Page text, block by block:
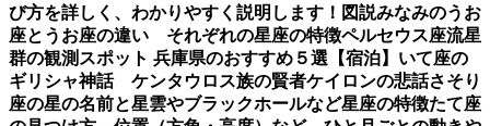
び方を詳しく、わかりやすく説明します！図説みなみのうお
座とうお座の違い それぞれの星座の特徴ペルセウス座流星
群の観測スポット 兵庫県のおすすめ５選【宿泊】 いて座の
ギリシャ神話 ケンタウロス族の賢者ケイロンの悲話さそり
座の星の名前と星雲やブラックホールなど星座の特徴たて座